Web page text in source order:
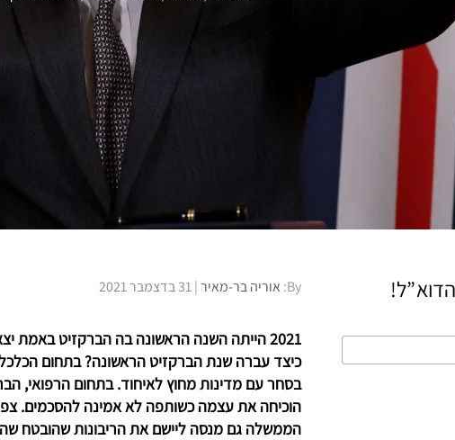
By: אוריה בר-מאיר Posted
31 בדצמבר 2021
2021 הייתה השנה הראשונה בה הברקזיט באמת
כיצד עברה שנת הברקזיט הראשונה? בתחום
בסחר עם מדינות מחוץ לאיחוד. בתחום הרפואי,
הממשלה גם מנסה ליישם את הריבונות שהובטח